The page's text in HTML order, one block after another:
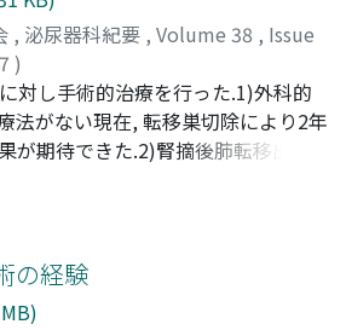
意の低血圧が起り, ノルエピネフリ
は両者を必要とした
, 泌尿器科紀要 , Volume 38 , Issue
)
;郷司, 和男;小川, 隆義;荒川, 創一;
戸部, 智;石井, 昇;Gotoh, Akinobu;
Kazuo;Ogawa, Takayoshi
対し手術的治療を行った.1)外科的
法がない現在, 転移巣切除により2年
が期待できた.2)腎摘後肺転移出現
に外科的切除の良い適応がある.3)
置くなど, 手術適応に慎重な考慮が
の経験